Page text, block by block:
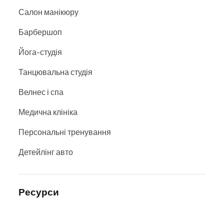
Салон манікюру
Барбершоп
Йога-студія
Танцювальна студія
Велнес і спа
Медична клініка
Персональні тренування
Детейлінг авто
Ресурси